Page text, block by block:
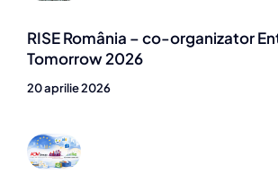
RISE România – co-organizator
Tomorrow 2026
20 aprilie 2026